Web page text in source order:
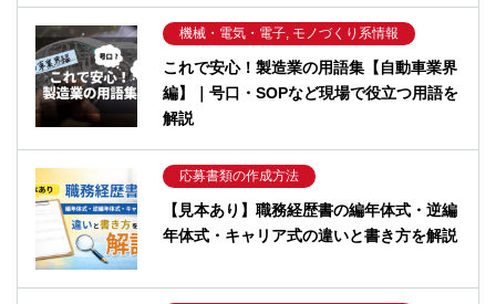
機械・電気・電子, モノづくり系情報
これで安心！製造業の用語集【自動車業界
編】｜号口・SOPなど現場で役立つ用語を
解説
応募書類の作成方法
【見本あり】職務経歴書の編年体式・逆編
年体式・キャリア式の違いと書き方を解説